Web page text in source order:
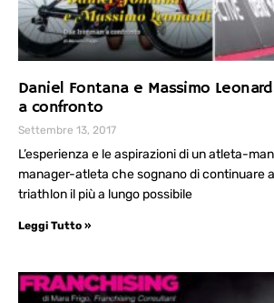
Daniel Fontana e Massimo
a confronto
Settembre 13, 2017
L’esperienza e le aspirazioni di un atleta-
manager-atleta che sognano di continuare
triathlon il più a lungo possibile
Leggi Tutto »